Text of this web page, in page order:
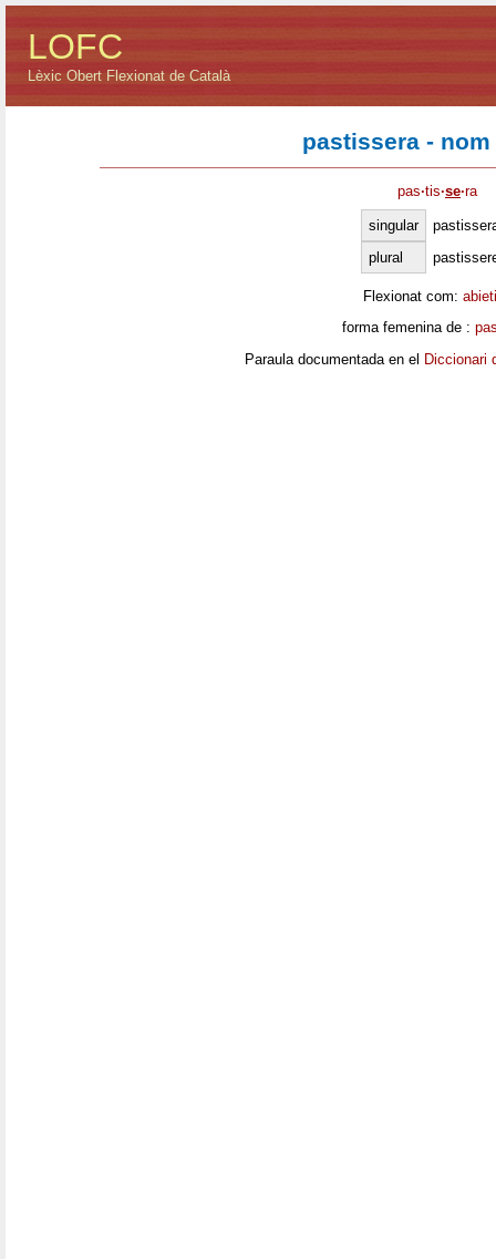
LOFC
Lèxic Obert Flexionat de Català
pastissera -
pas·tis·se·ra
singular
plural
Flexionat com:
forma femenina de :
Paraula documentada en el Diccionari